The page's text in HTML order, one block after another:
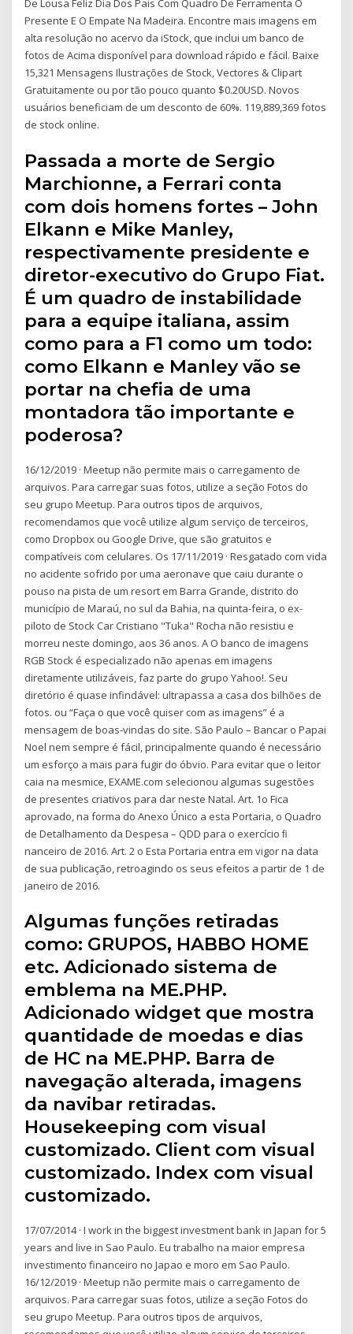
De Lousa Feliz Dia Dos Pais Com Quadro De Ferramenta O
Presente E O Empate Na Madeira. Encontre mais imagens em
alta resolução no acervo da iStock, que inclui um banco de
fotos de Acima disponível para download rápido e fácil. Baixe
15,321 Mensagens Ilustrações de Stock, Vectores & Clipart
Gratuitamente ou por tão pouco quanto $0.20USD. Novos
usuários beneficiam de um desconto de 60%. 119,889,369 fotos
de stock online.
Passada a morte de Sergio
Marchionne, a Ferrari conta
com dois homens fortes – John
Elkann e Mike Manley,
respectivamente presidente e
diretor-executivo do Grupo Fiat.
É um quadro de instabilidade
para a equipe italiana, assim
como para a F1 como um todo:
como Elkann e Manley vão se
portar na chefia de uma
montadora tão importante e
poderosa?
16/12/2019 · Meetup não permite mais o carregamento de
arquivos. Para carregar suas fotos, utilize a seção Fotos do
seu grupo Meetup. Para outros tipos de arquivos,
recomendamos que você utilize algum serviço de terceiros,
como Dropbox ou Google Drive, que são gratuitos e
compatíveis com celulares. Os 17/11/2019 · Resgatado com vida
no acidente sofrido por uma aeronave que caiu durante o
pouso na pista de um resort em Barra Grande, distrito do
município de Maraú, no sul da Bahia, na quinta-feira, o ex-
piloto de Stock Car Cristiano "Tuka" Rocha não resistiu e
morreu neste domingo, aos 36 anos. A O banco de imagens
RGB Stock é especializado não apenas em imagens
diretamente utilizáveis, faz parte do grupo Yahoo!. Seu
diretório é quase infindável: ultrapassa a casa dos bilhões de
fotos. ou “Faça o que você quiser com as imagens” é a
mensagem de boas-vindas do site. São Paulo – Bancar o Papai
Noel nem sempre é fácil, principalmente quando é necessário
um esforço a mais para fugir do óbvio. Para evitar que o leitor
caia na mesmice, EXAME.com selecionou algumas sugestões
de presentes criativos para dar neste Natal. Art. 1o Fica
aprovado, na forma do Anexo Único a esta Portaria, o Quadro
de Detalhamento da Despesa – QDD para o exercício ﬁ
nanceiro de 2016. Art. 2 o Esta Portaria entra em vigor na data
de sua publicação, retroagindo os seus efeitos a partir de 1 de
janeiro de 2016.
Algumas funções retiradas
como: GRUPOS, HABBO HOME
etc. Adicionado sistema de
emblema na ME.PHP.
Adicionado widget que mostra
quantidade de moedas e dias
de HC na ME.PHP. Barra de
navegação alterada, imagens
da navibar retiradas.
Housekeeping com visual
customizado. Client com visual
customizado. Index com visual
customizado.
17/07/2014 · I work in the biggest investment bank in Japan for 5
years and live in Sao Paulo. Eu trabalho na maior empresa
investimento financeiro no Japao e moro em Sao Paulo.
16/12/2019 · Meetup não permite mais o carregamento de
arquivos. Para carregar suas fotos, utilize a seção Fotos do
seu grupo Meetup. Para outros tipos de arquivos,